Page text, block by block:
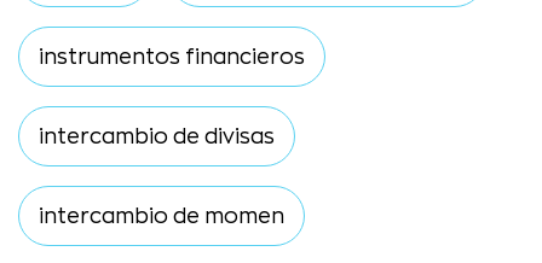
instrumentos financieros
intercambio de divisas
intercambio de momen